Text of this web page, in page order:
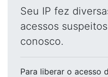
Seu IP fez
acessos
conosco.
Para liberar o acesso